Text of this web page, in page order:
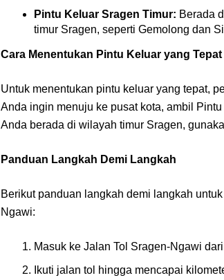
Pintu Keluar Sragen Timur: Berada
timur Sragen, seperti Gemolong dan
Cara Menentukan Pintu Keluar yang Tepat
Untuk menentukan pintu keluar yang tepat,
Anda ingin menuju ke pusat kota, ambil
Anda berada di wilayah timur Sragen,
Panduan Langkah Demi Langkah
Berikut panduan langkah demi langkah
Ngawi:
Masuk ke Jalan Tol Sragen-Ngawi
Ikuti jalan tol hingga mencapai